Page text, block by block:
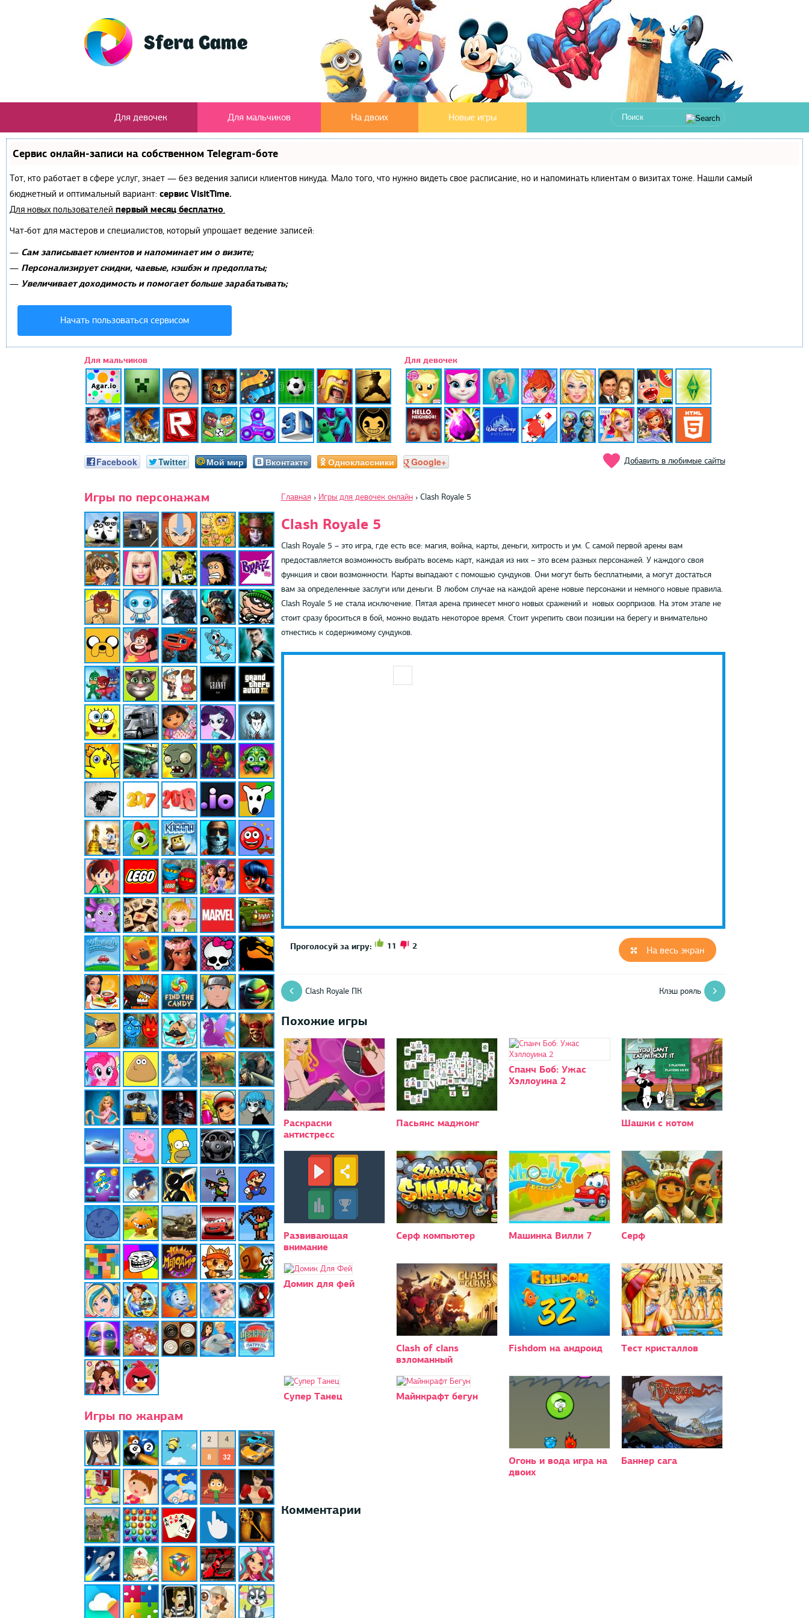
Для девочек Для мальчиков На двоих Новые игры
Сервис онлайн-записи на собственном Telegram-боте
Тот, кто работает в сфере услуг, знает — без ведения записи клиентов никуда. Мало того, что нужно видеть свое расписание, но и напоминать клиентам о визитах тоже. Нашли самый
бюджетный и оптимальный вариант: сервис VisitTime.
Для новых пользователей первый месяц бесплатно.
Чат-бот для мастеров и специалистов, который упрощает ведение записей:
— Сам записывает клиентов и напоминает им о визите;
— Персонализирует скидки, чаевые, кэшбэк и предоплаты;
— Увеличивает доходимость и помогает больше зарабатывать;
Начать пользоваться сервисом
Для мальчиков Для девочек
Facebook Twitter Мой мир Вконтакте Одноклассники Google+ Добавить в любимые сайты
Игры по персонажам
Игры по жанрам
Главная › Игры для девочек онлайн › Clash Royale 5
Clash Royale 5
Clash Royale 5 – это игра, где есть все: магия, война, карты, деньги, хитрость и ум. С самой первой арены вам
предоставляется возможность выбрать восемь карт, каждая из них – это всем разных персонажей. У каждого своя
функция и свои возможности. Карты выпадают с помощью сундуков. Они могут быть бесплатными, а могут достаться
вам за определенные заслуги или деньги. В любом случае на каждой арене новые персонажи и немного новые правила.
Clash Royale 5 не стала исключение. Пятая арена принесет много новых сражений и новых сюрпризов. На этом этапе не
стоит сразу броситься в бой, можно выдать некоторое время. Стоит укрепить свои позиции на берегу и внимательно
отнестись к содержимому сундуков.
На весь экран
Проголосуй за игру: 11 2
Clash Royale ПК Клэш рояль
Похожие игры
Раскраски
антистресс
Пасьянс маджонг
Спанч Боб: Ужас
Хэллоуина 2
Шашки с котом
Развивающая
внимание
Серф компьютер Машинка Вилли 7 Серф
Домик для фей
Clash of clans
взломанный
Fishdom на андроид Тест кристаллов
Супер Танец Майнкрафт бегун
Огонь и вода игра на
двоих
Баннер сага
Комментарии